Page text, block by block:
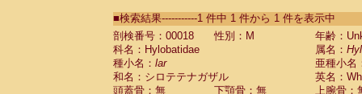
CebidaeSaguinus labiatus(0)
Cebidae Saguinus leucopus (0)
CebidaeSaguinus midas
Cebidae
CebidaeSaguinus nigricollis (1)
■検索結果-----------1 件中 1 件から 1 件を表示中
剖検番号：00018
性別：M
年齢：
科名：Hylobatidae
属名：
種小名： lar
亜種小名
和名：シロテテナガザル
英名：
頭蓋骨：無
下顎骨：無
上腕骨：